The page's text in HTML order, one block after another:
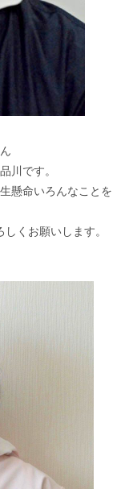
川です。
懸命いろんなことを
くお願いします。